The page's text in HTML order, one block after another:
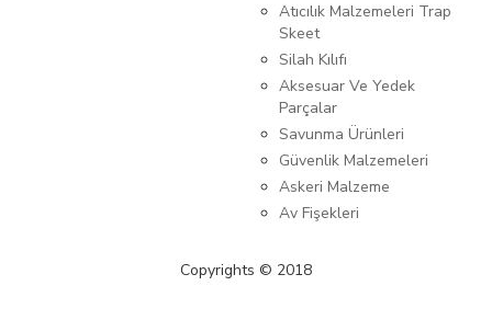
Atıcılık Malzemeleri Trap
Skeet
Silah Kılıfı
Aksesuar Ve Yedek
Parçalar
Savunma Ürünleri
Güvenlik Malzemeleri
Askeri Malzeme
Av Fişekleri
Copyrights © 2018